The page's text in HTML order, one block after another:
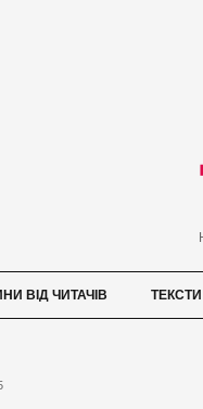
ВІД ЧИТАЧІВ ТЕКСТИ